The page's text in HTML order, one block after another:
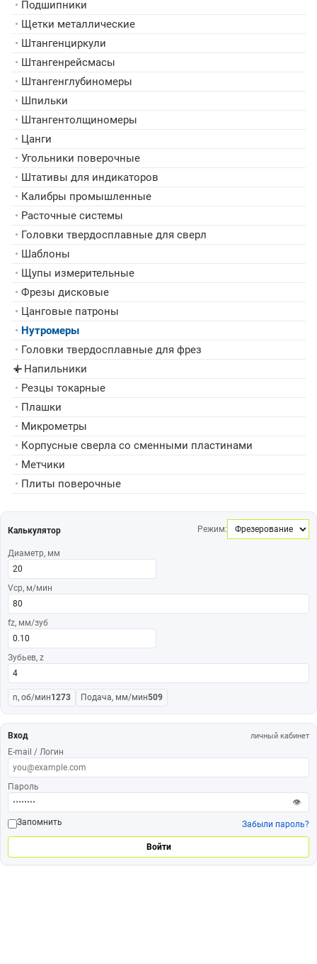
• Подшипники
• Щетки металлические
• Штангенциркули
• Штангенрейсмасы
• Штангенглубиномеры
• Шпильки
• Штангентолщиномеры
• Цанги
• Угольники поверочные
• Штативы для индикаторов
• Калибры промышленные
• Расточные системы
• Головки твердосплавные для сверл
• Шаблоны
• Щупы измерительные
• Фрезы дисковые
• Цанговые патроны
• Нутромеры
• Головки твердосплавные для фрез
▸ Напильники
• Резцы токарные
• Плашки
• Микрометры
• Корпусные сверла со сменными пластинами
• Метчики
• Плиты поверочные
Калькулятор Режим:
Диаметр, мм
Vср, м/мин
fz, мм/зуб
Зубьев, z
n, об/мин1273 Подача, мм/мин509
Вход личный кабинет
E-mail / Логин
Пароль
👁
Запомнить
Забыли пароль?
Войти